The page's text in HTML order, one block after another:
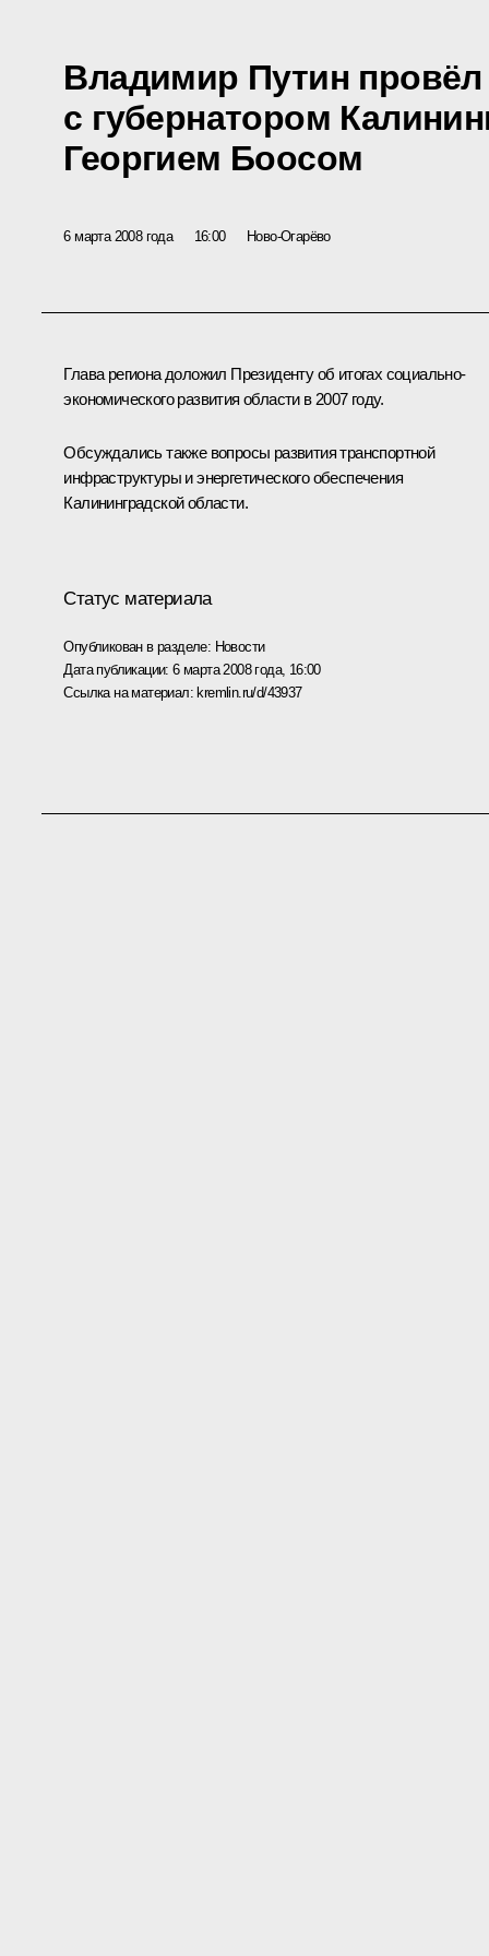
Владимир Путин
с губернатором
Георгием Боосом
6 марта 2008 года 16:00 Ново-Огарёво
Глава региона доложил Президенту об итогах социально-
экономического развития области в 2007 году.
Обсуждались также вопросы развития транспортной
инфраструктуры и энергетического обеспечения
Калининградской области.
Статус материала
Опубликован в разделе: Новости
Дата публикации:6 марта 2008 года, 16:00
Ссылка на материал:kremlin.ru/d/43937